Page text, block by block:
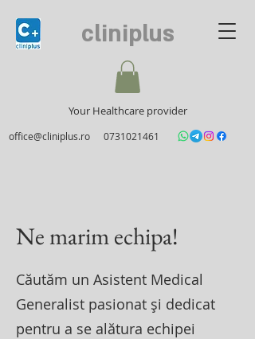
cliniplus
Your Healthcare provider
office@cliniplus.ro 0731021461
Ne marim echipa!
Căutăm un Asistent Medical
Generalist pasionat și dedicat
pentru a se alătura echipei